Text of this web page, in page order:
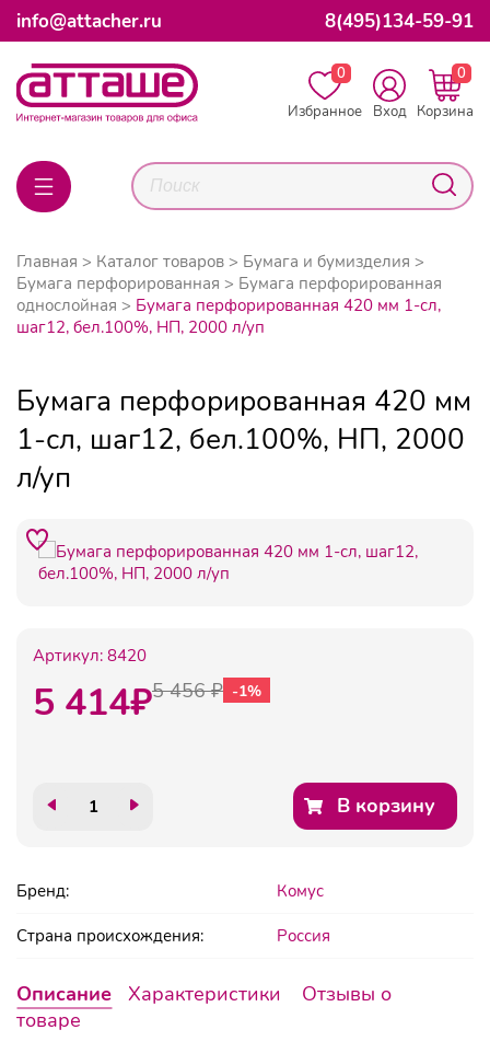
info@attacher.ru 8(495)134-59-91
0
Избранное
Вход
0
Корзина
Главная Каталог товаров
Бумага и бумизделия
Бумага перфорированная
Бумага перфорированная
однослойная
Бумага перфорированная 420 мм 1-сл,
шаг12, бел.100%, НП, 2000 л/уп
Бумага перфорированная 420 мм
1-сл, шаг12, бел.100%, НП, 2000
л/уп
Артикул: 8420
5 414₽5 456 ₽ -1%
В корзину
Бренд: Комус
Страна происхождения: Россия
Описание Характеристики
Отзывы о
товаре